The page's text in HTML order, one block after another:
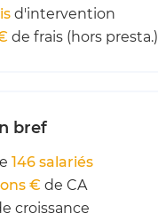
d'intervention
de frais (hors presta.)
bref
146 salariés
€ de CA
croissance